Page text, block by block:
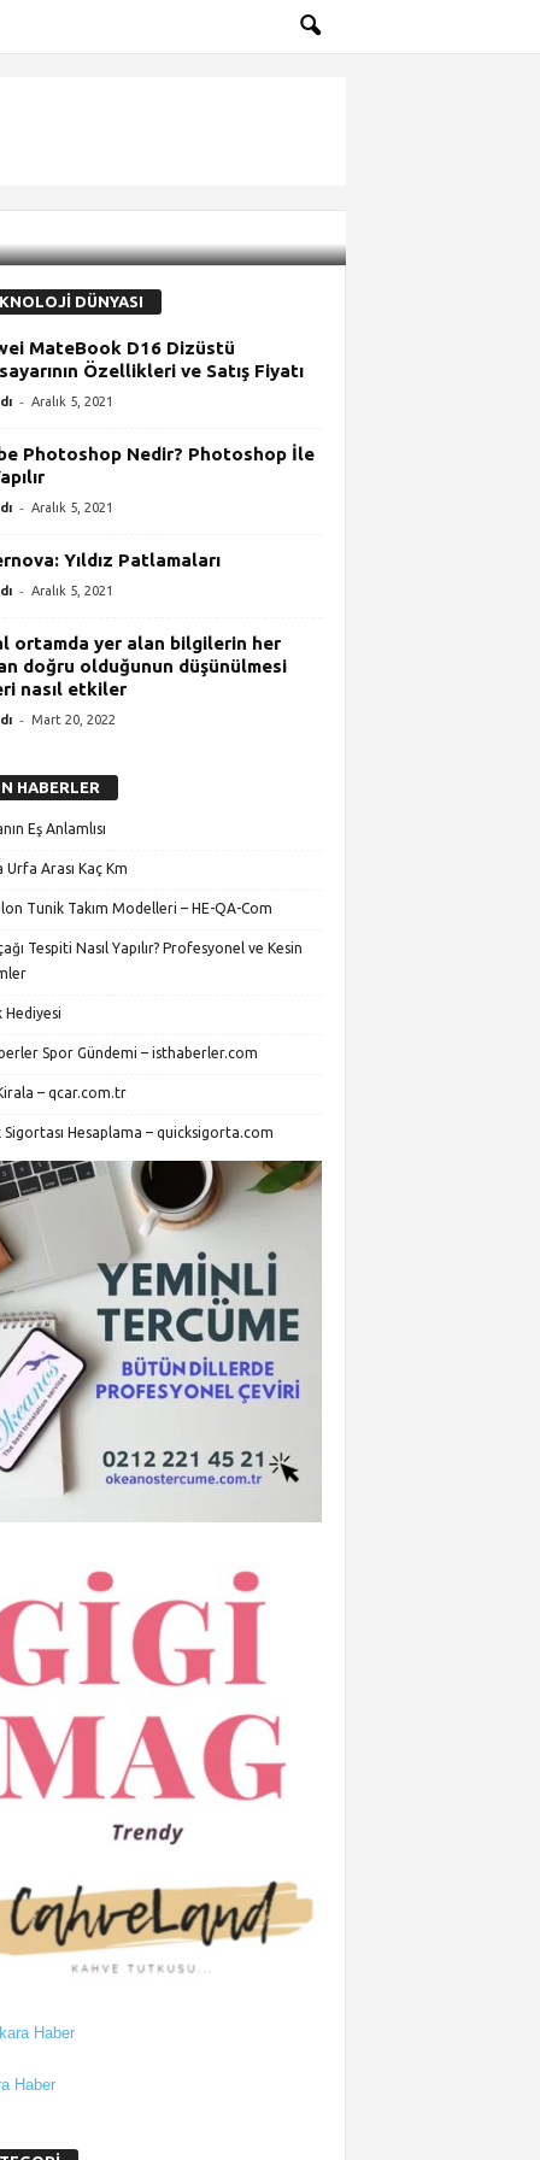
DÜNYASI
MateBook D16 Dizüstü
Özellikleri ve Satış Fiyatı
- Aralık 5, 2021
Photoshop Nedir? Photoshop İle
- Aralık 5, 2021
Yıldız Patlamaları
- Aralık 5, 2021
ortamda yer alan bilgilerin her
doğru olduğunun düşünülmesi
nasıl etkiler
- Mart 20, 2022
HABERLER
Eş Anlamlısı
Urfa Arası Kaç Km
Tunik Takım Modelleri – HE-QA-Com
Tespiti Nasıl Yapılır? Profesyonel ve Kesin
Hediyesi
Spor Gündemi – isthaberler.com
– qcar.com.tr
Hesaplama – quicksigorta.com
Haber